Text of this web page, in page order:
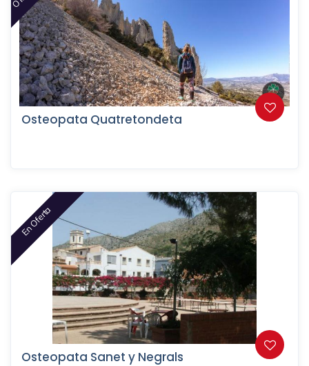
Osteopata Quatretondeta
En Oferta
Osteopata Sanet y Negrals